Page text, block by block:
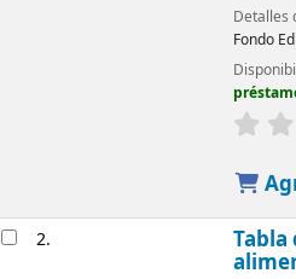
Detalles
Fondo
2. Tabla